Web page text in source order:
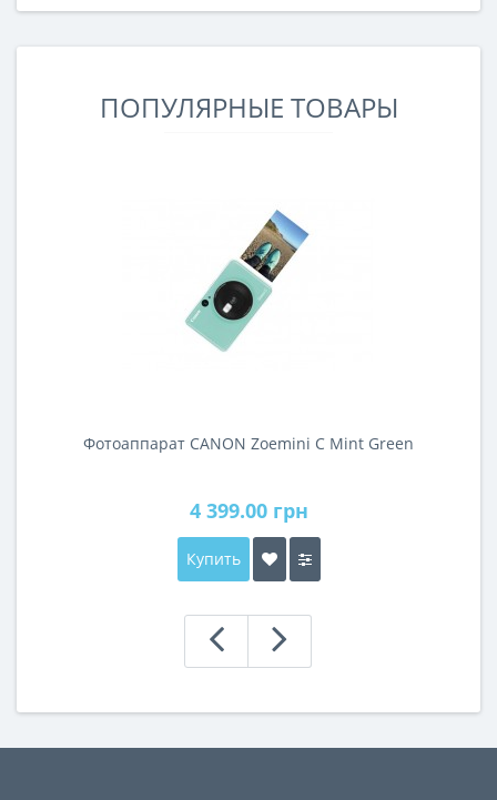
различные типы устройств с различными
ПОПУЛЯРНЫЕ ТОВАРЫ
Фотоаппарат CANON Zoemini C Mint Green
4 399.00 грн
Купить